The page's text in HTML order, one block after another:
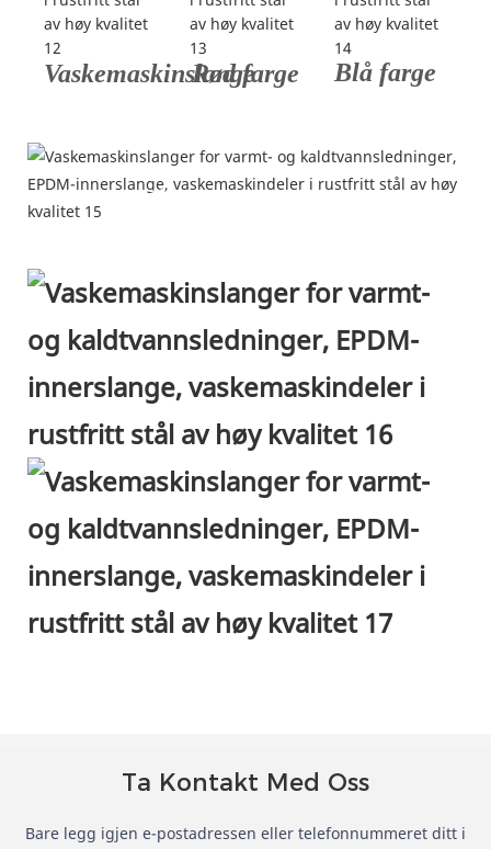
Vaskemaskinslange
Rød farge Blå farge
Sertifiseringer og patenter
Ta Kontakt Med Oss
Bare legg igjen e-postadressen eller telefonnummeret ditt i